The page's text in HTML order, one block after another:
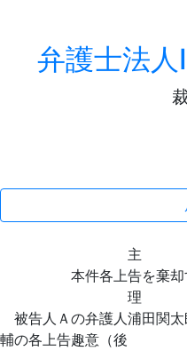
弁護士法
主
本件各上告を棄却す
理
被告人Ａの弁護人浦田関
輔の各上告趣意（後